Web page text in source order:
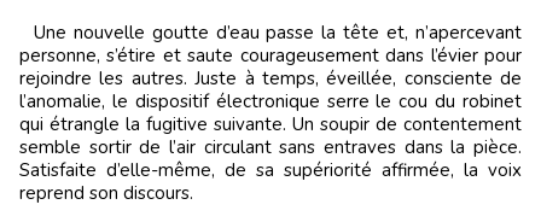
Une nouvelle goutte d’eau passe la tête et, n’apercevant
personne, s’étire et saute courageusement dans l’évier pour
rejoindre les autres. Juste à temps, éveillée, consciente de
l’anomalie, le dispositif électronique serre le cou du robinet
qui étrangle la fugitive suivante. Un soupir de contentement
semble sortir de l’air circulant sans entraves dans la pièce.
Satisfaite d’elle-même, de sa supériorité affirmée, la voix
reprend son discours.